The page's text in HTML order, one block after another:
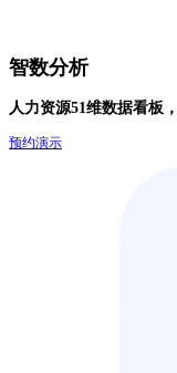
智数分析
人力资源51维数据看板
预约演示